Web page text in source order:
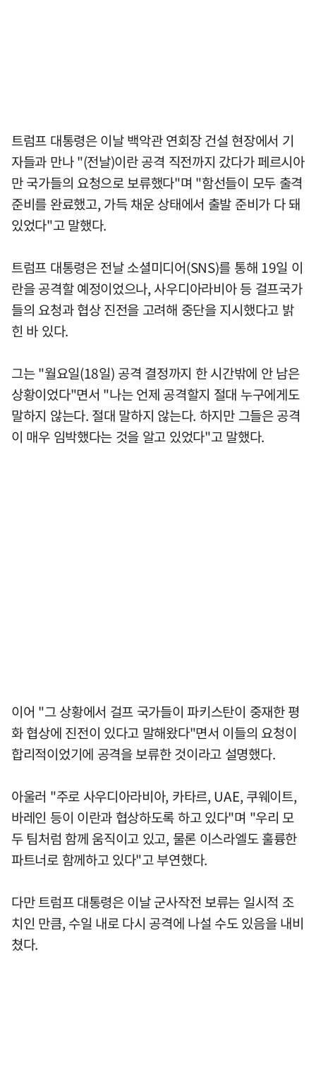
트럼프 대통령은 이날 백악관 연회장 건설 현장에서 기
자들과 만나 "(전날)이란 공격 직전까지 갔다가 페르시아
만 국가들의 요청으로 보류했다"며 "함선들이 모두 출격
준비를 완료했고, 가득 채운 상태에서 출발 준비가 다 돼
있었다"고 말했다.
트럼프 대통령은 전날 소셜미디어(SNS)를 통해 19일 이
란을 공격할 예정이었으나, 사우디아라비아 등 걸프국가
들의 요청과 협상 진전을 고려해 중단을 지시했다고 밝
힌 바 있다.
그는 "월요일(18일) 공격 결정까지 한 시간밖에 안 남은
상황이었다"면서 "나는 언제 공격할지 절대 누구에게도
말하지 않는다. 절대 말하지 않는다. 하지만 그들은 공격
이 매우 임박했다는 것을 알고 있었다"고 말했다.
이어 "그 상황에서 걸프 국가들이 파키스탄이 중재한 평
화 협상에 진전이 있다고 말해왔다"면서 이들의 요청이
합리적이었기에 공격을 보류한 것이라고 설명했다.
아울러 "주로 사우디아라비아, 카타르, UAE, 쿠웨이트,
바레인 등이 이란과 협상하도록 하고 있다"며 "우리 모
두 팀처럼 함께 움직이고 있고, 물론 이스라엘도 훌륭한
파트너로 함께하고 있다"고 부연했다.
다만 트럼프 대통령은 이날 군사작전 보류는 일시적 조
치인 만큼, 수일 내로 다시 공격에 나설 수도 있음을 내비
쳤다.